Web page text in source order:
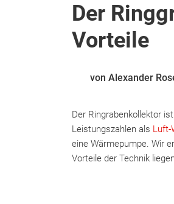
Der
Vorteile
von Alexander
Der Ringrabenkollektor
Leistungszahlen als Luft-
eine Wärmepumpe. Wir
Vorteile der Technik